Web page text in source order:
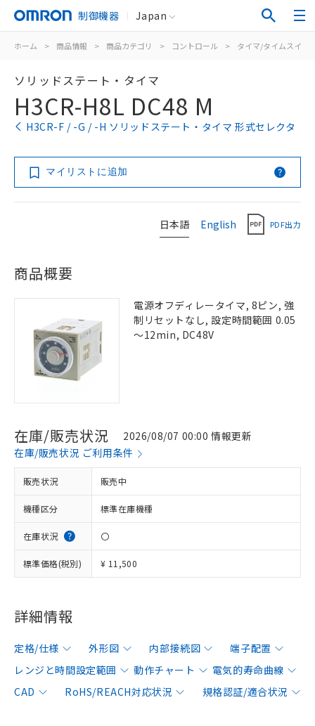
制御機器 Japan
ホーム > 商品情報 > 商品カテゴリ > コントロール > タイマ/タイムスイッ
ソリッドステート・タイマ
H3CR-H8L DC48 M
H3CR-F / -G / -H ソリッドステート・タイマ 形式セレクタ
マイリストに追加
日本語 English PDF出力
商品概要
電源オフディレータイマ, 8ピン, 強
制リセットなし, 設定時間範囲 0.05
～12min, DC48V
在庫/販売状況
2026/08/07 00:00 情報更新
在庫/販売状況 ご利用条件
販売状況 販売中
機種区分 標準在庫機種
在庫状況 〇
標準価格(税別) ¥ 11,500
詳細情報
定格/仕様 外形図 内部接続図
端子配置
レンジと時間設定範囲
動作チャート
電気的寿命曲線
CAD
RoHS/REACH対応状況 規格認証/適合状況